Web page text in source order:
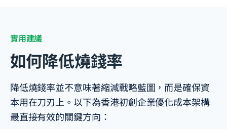
實用建議
如何降低燒錢率
降低燒錢率並不意味著縮減戰略藍圖，而是確保資
本用在刀刃上。以下為香港初創企業優化成本架構
最直接有效的關鍵方向：